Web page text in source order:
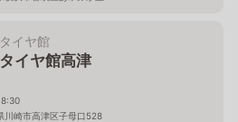
タイヤ館
タイヤ館高津
川崎市高津区子母口528